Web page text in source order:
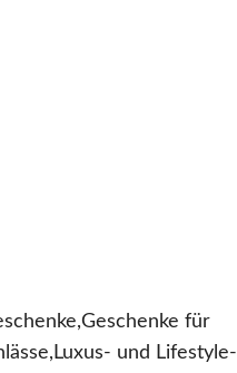
für
und Lifestyle-